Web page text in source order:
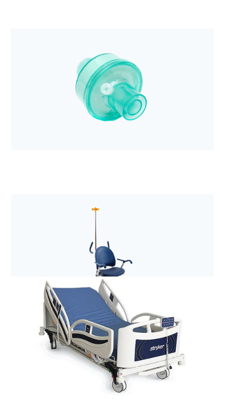
Anestezjologia i aparatura medyczna
System kompresji klatki piersiowej LUCAS 3, v3.1
Anestezjologia i aparatura medyczna
Filtr elektrostatyczny z wymiennikiem ciepła i